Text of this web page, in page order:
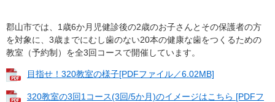
郡山市では、1歳6か月児健診後の2歳のお子さんとその保護者の方
を対象に、3歳までにむし歯のない20本の健康な歯をつくるための
教室（予約制）を全3回コースで開催しています。
目指せ！320教室の様子[PDFファイル／6.02MB]
320教室の3回1コース(3回/5か月)のイメージはこちら [PDFフ